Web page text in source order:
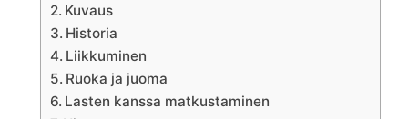
Kuvaus
Historia
Liikkuminen
Ruoka ja juoma
Lasten kanssa matkustaminen